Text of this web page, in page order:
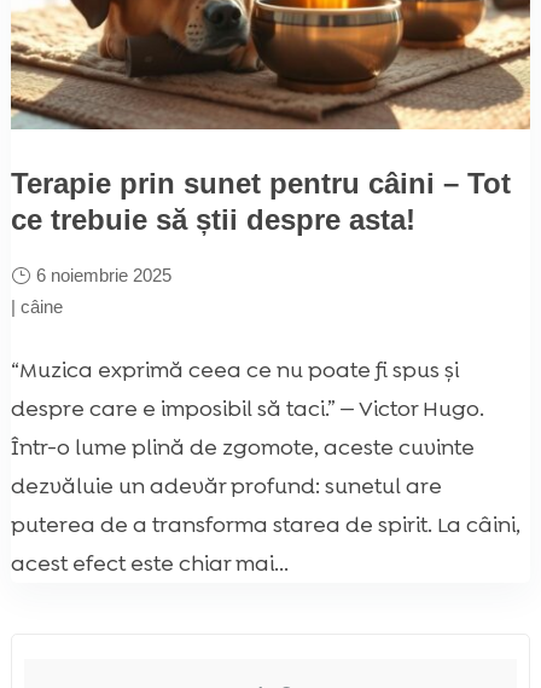
Terapie prin sunet pentru câini – Tot
ce trebuie să știi despre asta!
6 noiembrie 2025
| câine
“Muzica exprimă ceea ce nu poate fi spus și
despre care e imposibil să taci.” — Victor Hugo.
Într-o lume plină de zgomote, aceste cuvinte
dezvăluie un adevăr profund: sunetul are
puterea de a transforma starea de spirit. La câini,
acest efect este chiar mai...